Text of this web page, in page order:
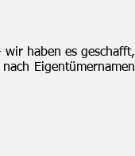
haben es geschafft,
Eigentümernamen